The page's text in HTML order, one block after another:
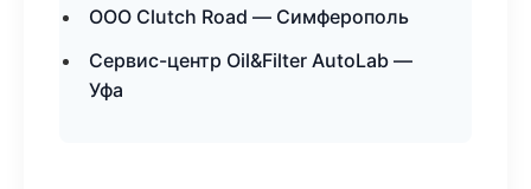
ООО Clutch Road — Симферополь
Сервис-центр Oil&Filter AutoLab —
Уфа